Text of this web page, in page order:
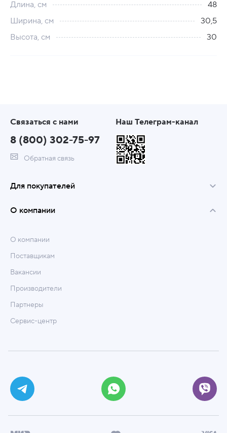
Длина, см
48
Ширина, см
30,5
Высота, см
30
Связаться с нами
8 (800) 302-75-97
Обратная связь
Наш Телеграм-канал
Для покупателей
О компании
О компании
Поставщикам
Вакансии
Производители
Партнеры
Сервис-центр